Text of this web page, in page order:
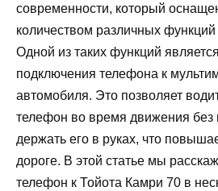
современности, который
количеством различных
Одной из таких функций
подключения телефона к
автомобиля. Это позволяет
телефон во время движения без
держать его в руках, что
дороге. В этой статье мы
телефон к Тойота Камри 70 в